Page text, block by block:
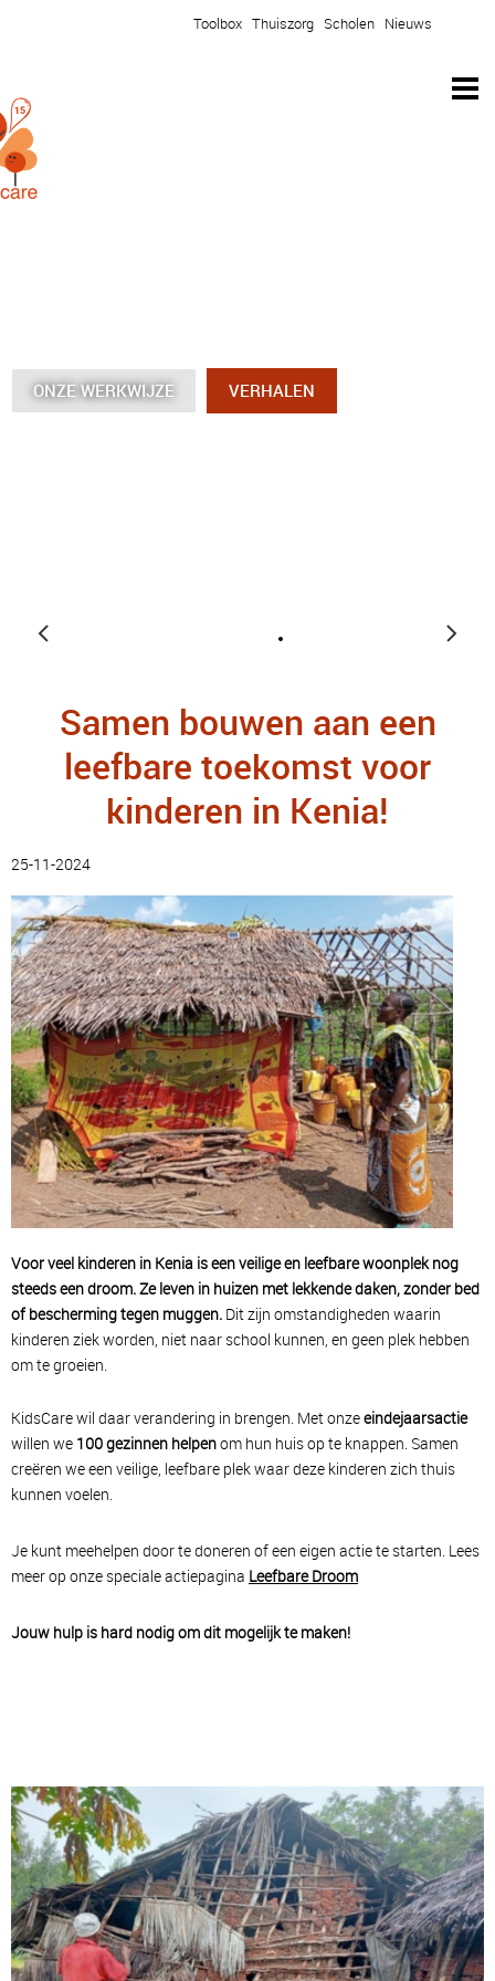
Toolbox Thuiszorg Scholen Nieuws
ONZE WERKWIJZE VERHALEN
ONZE WERKWIJZE VERHALEN
ONZE WERKWIJZE VERHALEN
ONZE WERKWIJZE VERHALEN
Samen bouwen aan een
leefbare toekomst voor
kinderen in Kenia!
25-11-2024
Voor veel kinderen in Kenia is een veilige en leefbare woonplek nog
steeds een droom. Ze leven in huizen met lekkende daken, zonder bed
of bescherming tegen muggen. Dit zijn omstandigheden waarin
kinderen ziek worden, niet naar school kunnen, en geen plek hebben
om te groeien.
KidsCare wil daar verandering in brengen. Met onzeeindejaarsactie
willen we 100 gezinnen helpenom hun huis op te knappen. Samen
creëren we een veilige, leefbare plek waar deze kinderen zich thuis
kunnen voelen.
Je kunt meehelpen door te doneren of een eigen actie te starten. Lees
meer op onze speciale actiepagina Leefbare Droom
Jouw hulp is hard nodig om dit mogelijk te maken!